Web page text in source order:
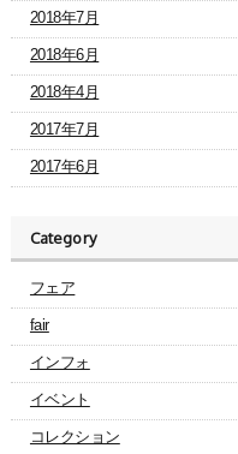
2018年7月
2018年6月
2018年4月
2017年7月
2017年6月
Category
フェア
fair
インフォ
イベント
コレクション